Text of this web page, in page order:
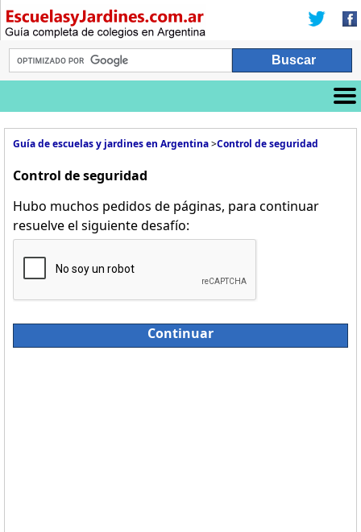
Guía de escuelas y jardines en Argentina>Control de seguridad
Control de seguridad
Hubo muchos pedidos de páginas, para continuar
resuelve el siguiente desafío:
Continuar